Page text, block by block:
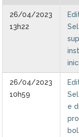
Ministério da Saúde
Ministério da Indústria,
Ministério de Minas e
Ministério do
Ministério da Ciência,
Ministério do Meio
26/04/2023
13h22
26/04/2023
10h59
e